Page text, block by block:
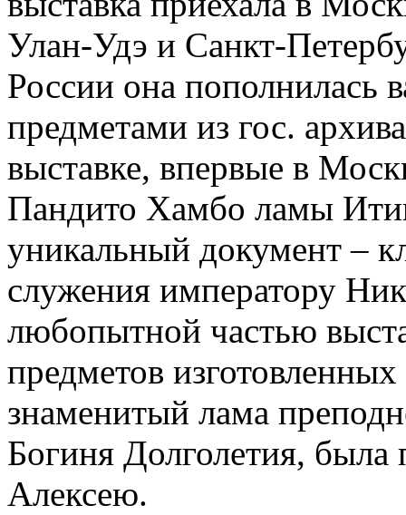
Улан-Удэ и Санкт-
России она пополнилась
предметами из гос.
выставке, впервые в
Пандито Хамбо ламы
уникальный документ –
служения императору
любопытной частью
предметов
знаменитый лама
Богиня Долголетия, была
Алексею.